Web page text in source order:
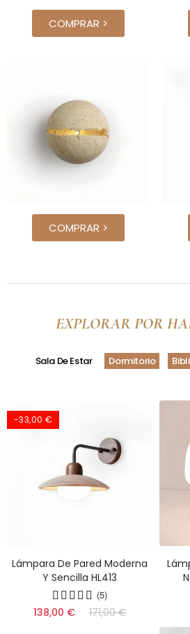
COMPRAR >
COMPRAR >
EXPLORAR POR
Sala De Estar Dormitorio
-33,00 €
Lámpara De Pared Moderna
Y Sencilla HL413
(5)
138,00 € 171,00 €